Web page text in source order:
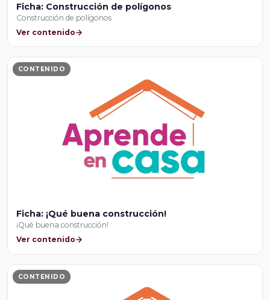
Ficha: Construcción de polígonos
Construcción de polígonos
Ver contenido
CONTENIDO
Ficha: ¡Qué buena construcción!
¡Qué buena construcción!
Ver contenido
CONTENIDO